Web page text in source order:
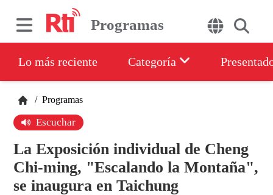
Programas
Lo más reciente Categoría
/ Programas
Escuchar
La Exposición individual de Cheng
Chi-ming, "Escalando la Montaña",
se inaugura en Taichung